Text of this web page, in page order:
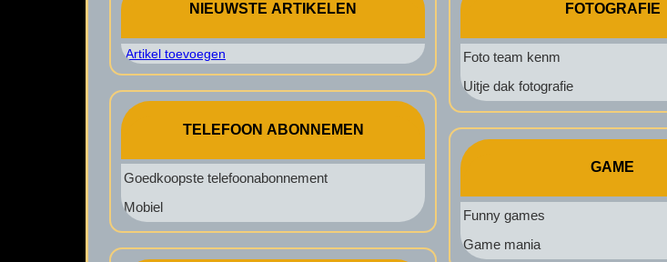
NIEUWSTE ARTIKELEN
Artikel toevoegen
TELEFOON ABONNEMEN
Goedkoopste telefoonabonnement
Mobiel
FOTOGRAFIE
Foto team kenm
Uitje dak fotografie
GAME
Funny games
Game mania